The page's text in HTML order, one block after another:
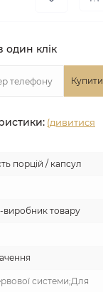
один клік
Купити
(дивитися
порцій / капсул
виробник товару
системи;Для